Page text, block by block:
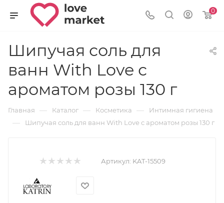
0
Шипучая соль для
ванн With Love с
ароматом розы 130 г
Главная — Каталог — Косметика — Интимная гигиена
— Шипучая соль для ванн With Love с ароматом розы 130 г
Артикул: KAT-15509